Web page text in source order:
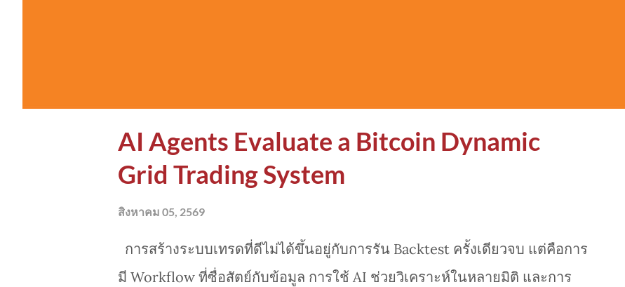
AI Agents Evaluate a Bitcoin Dynamic
Grid Trading System
สิงหาคม 05, 2569
การสร้างระบบเทรดที่ดีไม่ได้ขึ้นอยู่กับการรัน Backtest ครั้งเดียวจบ แต่คือการ
มี Workflow ที่ซื่อสัตย์กับข้อมูล การใช้ AI ช่วยวิเคราะห์ในหลายมิติ และการ